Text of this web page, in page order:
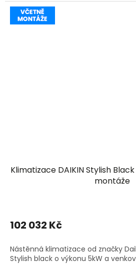
Klimatizace DAIKIN Stylish
montáže
102 032 Kč
Nástěnná klimatizace od značky
Stylish black o výkonu 5kW a